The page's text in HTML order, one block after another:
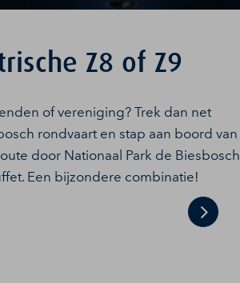
Z8 of Z9
of vereniging? Trek dan net
rondvaart en stap aan boord van
door Nationaal Park de Biesbosch
Een bijzondere combinatie!
Next